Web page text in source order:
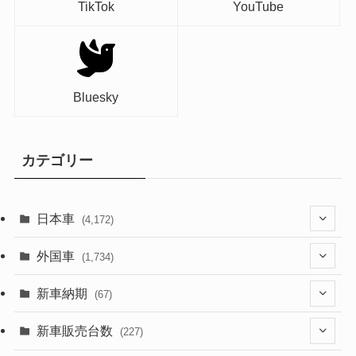
TikTok YouTube
Bluesky
カテゴリー
日本車 (4,172)
(1,321)
(329)
(525)
外国車 (1,734)
新車納期 (67)
(28)
新車販売台数 (227)